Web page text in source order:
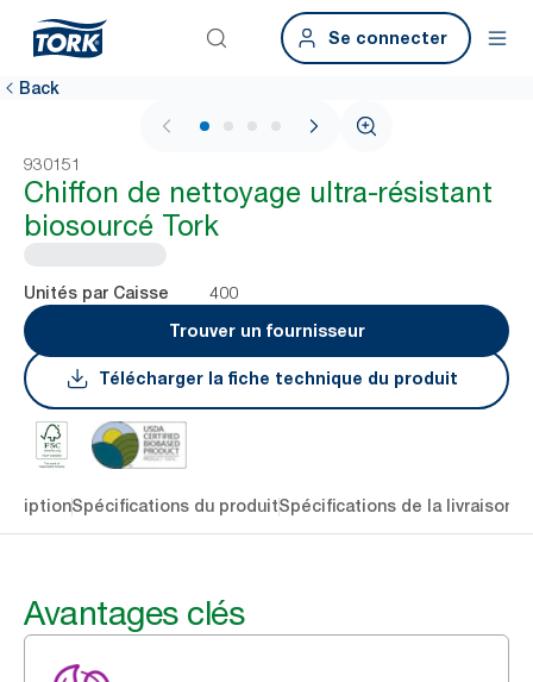
Se connecter
Back
1 / 4
930151
Chiffon de nettoyage ultra-résistant
biosourcé Tork
Unités par Caisse
400
Trouver un fournisseur
Télécharger la fiche technique du produit
Spécifications du produitSpécifications de la livraison
Avantages clés